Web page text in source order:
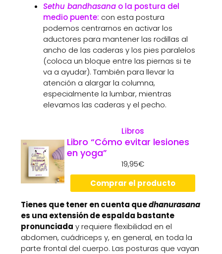
Sethu bandhasana o la postura del
medio puente: con esta postura
podemos centrarnos en activar los
aductores para mantener las rodillas al
ancho de las caderas y los pies paralelos
(coloca un bloque entre las piernas si te
va a ayudar). También para llevar la
atención a alargar la columna,
especialmente la lumbar, mientras
elevamos las caderas y el pecho.
Libros
Libro “Cómo evitar lesiones
en yoga”
19,95€
Comprar el producto
Tienes que tener en cuenta quedhanurasana
es una extensión de espalda bastante
pronunciada y requiere flexibilidad en el
abdomen, cuádriceps y, en general, en toda la
parte frontal del cuerpo. Las posturas que vayan